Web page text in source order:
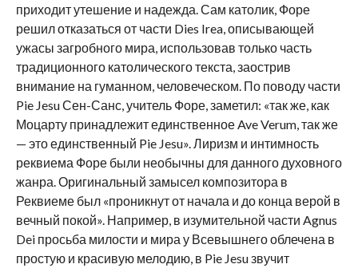
приходит утешение и надежда. Сам католик, Форе
решил отказаться от части Dies Irea, описывающей
ужасы загробного мира, использовав только часть
традиционного католического текста, заострив
внимание на гуманном, человеческом. По поводу части
Pie Jesu Сен-Санс, учитель Форе, заметил: «так же, как
Моцарту принадлежит единственное Ave Verum, так же
— это единственный Pie Jesu». Лиризм и интимность
реквиема Форе были необычны для данного духовного
жанра. Оригинальный замысел композитора в
Реквиеме был «проникнут от начала и до конца верой в
вечный покой». Например, в изумительной части Agnus
Dei просьба милости и мира у Всевышнего облечена в
простую и красивую мелодию, в Pie Jesu звучит